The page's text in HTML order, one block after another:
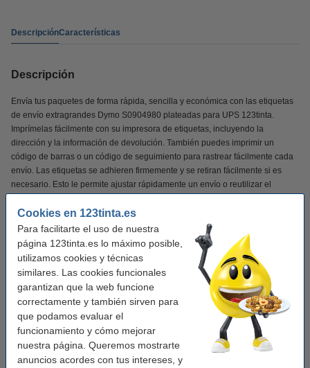
Cookies en 123tinta.es
Para facilitarte el uso de nuestra
página 123tinta.es lo máximo posible,
utilizamos cookies y técnicas
similares. Las cookies funcionales
garantizan que la web funcione
correctamente y también sirven para
que podamos evaluar el
funcionamiento y cómo mejorar
nuestra página. Queremos mostrarte
anuncios acordes con tus intereses, y
DescripciónCaracterísticas
Descripción
Envía tus paquetes de forma rápida, sencilla y económica con las etiquetas
de envío extragrandes Dymo S0904980 plateadas para UPS 123tinta.
Imprímelas fácilmente con su impresora de etiquetas, incluyendo la
dirección y la información de devolución. También puedes imprimir un
código de barras o un código de seguimiento para rastrear fácilmente cada
envío. Las etiquetas se adhieren firmemente y se retiran fácilmente si es
necesario. Esto le permite ajustar rápidamente un envío o reutilizar el
Las etiquetas de envío 123tinta son ideales para etiquetar paquetes y
sobres para UPS. De esta manera, cada envío luce profesional.
NOTA: Esto ¡Las etiquetas no son adecuadas para LabelWriter 5XL y 550!
¡Verás la diferencia en tu cartera!
✔Calidad superior
Mucho más asequible
100% de garantía